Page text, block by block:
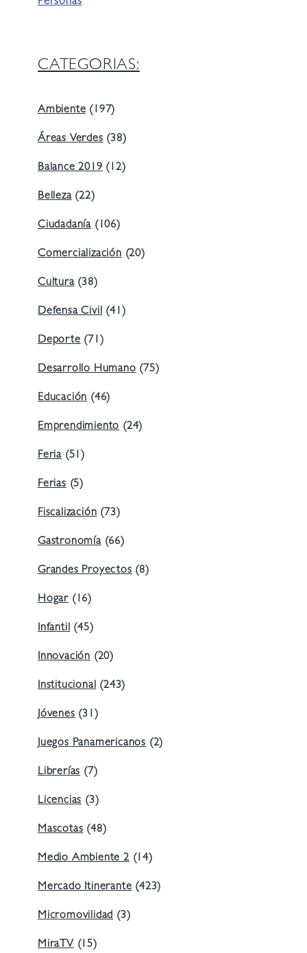
Personas
CATEGORIAS:
Ambiente(197)
Áreas Verdes(38)
Balance 2019(12)
Belleza(22)
Ciudadanía (106)
Comercialización(20)
Cultura(38)
Defensa Civil(41)
Deporte(71)
Desarrollo Humano(75)
Educación(46)
Emprendimiento(24)
Feria (51)
Ferias(5)
Fiscalización(73)
Gastronomía(66)
Grandes Proyectos(8)
Hogar (16)
Infantil(45)
Innovación (20)
Institucional(243)
Jóvenes(31)
Juegos Panamericanos (2)
Librerías(7)
Licencias(3)
Mascotas(48)
Medio Ambiente 2(14)
Mercado Itinerante(423)
Micromovilidad(3)
MiraTV(15)